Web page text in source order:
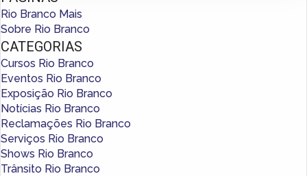
Rio Branco Mais
Sobre Rio Branco
CATEGORIAS
Cursos Rio Branco
Eventos Rio Branco
Exposição Rio Branco
Notícias Rio Branco
Reclamações Rio Branco
Serviços Rio Branco
Shows Rio Branco
Trânsito Rio Branco